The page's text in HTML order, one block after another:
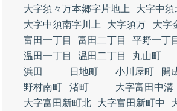
大字須々万本郷字片地上
大字中
大字中須南字川上
大字須万 大字
富田一丁目
富田二丁目 平野一丁
温田一丁目
温田二丁目 丸山町
浜田
日地町 小川屋町
開
野村南町
渚町
大字富田中溝
大字富田新町北
大字富田新町中